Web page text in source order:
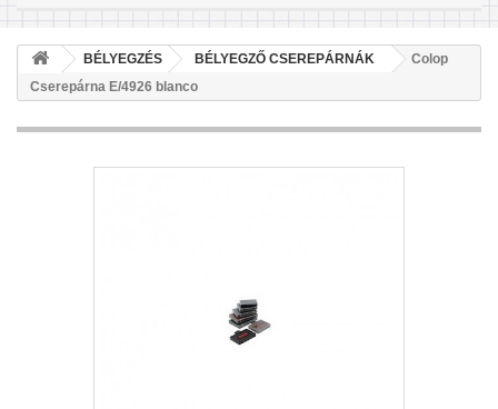
BÉLYEGZÉS BÉLYEGZŐ CSEREPÁRNÁK
Colop
Cserepárna E/4926 blanco